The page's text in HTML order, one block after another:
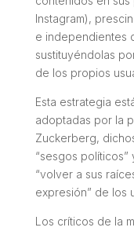
Instagram),
e independientes
sustituyéndolas
de los propios
Esta estrategia
adoptadas por la
Zuckerberg,
“sesgos
“volver a sus
expresión” de los
Los críticos de la